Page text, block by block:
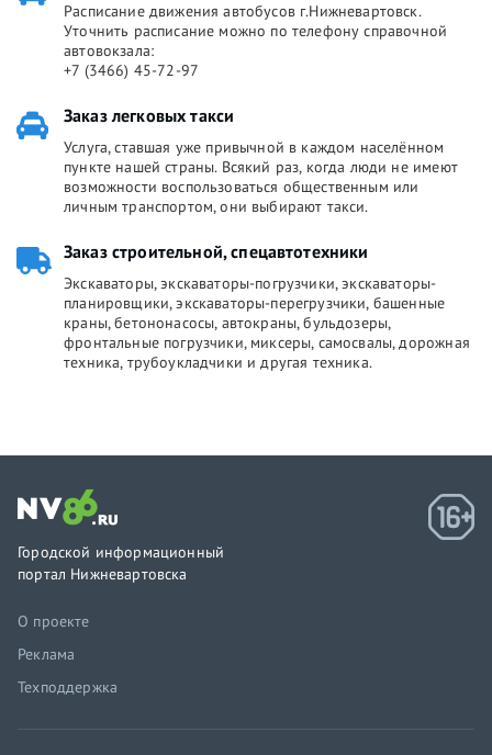
Расписание движения автобусов г.Нижневартовск.
Уточнить расписание можно по телефону справочной
автовокзала:
+7 (3466) 45-72-97
Заказ легковых такси
Услуга, ставшая уже привычной в каждом населённом
пункте нашей страны. Всякий раз, когда люди не имеют
возможности воспользоваться общественным или
личным транспортом, они выбирают такси.
Заказ строительной, спецавтотехники
Экскаваторы, экскаваторы-погрузчики, экскаваторы-
планировщики, экскаваторы-перегрузчики, башенные
краны, бетононасосы, автокраны, бульдозеры,
фронтальные погрузчики, миксеры, самосвалы, дорожная
техника, трубоукладчики и другая техника.
Городской информационный
портал Нижневартовска
О проекте
Реклама
Техподдержка